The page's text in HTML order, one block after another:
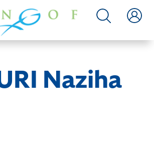
Naziha